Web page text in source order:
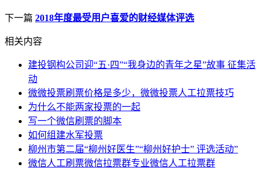
下一篇 2018年度最受用户喜爱的财经媒体评选
相关内容
建投钢构公司迎“五·四”“我身边的青年之星”故事 征集活
动
微微投票刷票价格是多少，微微投票人工拉票技巧
为什么不能两家投票的一起
写一个微信刷票的脚本
如何组建水军投票
柳州市第二届“柳州好医生”“柳州好护士” 评选活动”
微信人工刷票微信拉票群专业微信人工拉票群